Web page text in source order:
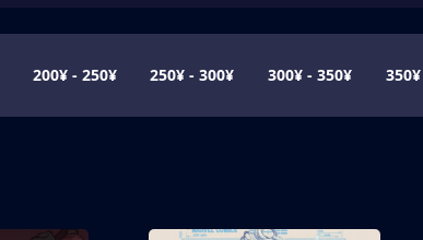
200¥ - 250¥ 250¥ - 300¥ 300¥ - 350¥